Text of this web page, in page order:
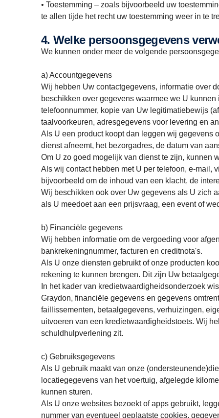
• Toestemming – zoals bijvoorbeeld uw
te allen tijde het recht uw toestemming weer in te
4. Welke persoonsgegevens
We kunnen onder meer de volgende
a) Accountgegevens
Wij hebben Uw contactgegevens, informatie over
beschikken over gegevens waarmee we U
telefoonnummer, kopie van Uw legitimatiebewijs
taalvoorkeuren, adresgegevens voor levering en
Als U een product koopt dan leggen wij gegevens
dienst afneemt, het bezorgadres, de datum van
Om U zo goed mogelijk van dienst te zijn, kunnen
Als wij contact hebben met U per telefoon, e-mail,
bijvoorbeeld om de inhoud van een klacht, de
Wij beschikken ook over Uw gegevens als U zich
als U meedoet aan een prijsvraag, een event of
b) Financiële gegevens
Wij hebben informatie om de vergoeding voor
bankrekeningnummer, facturen en creditnota's.
Als U onze diensten gebruikt of onze producten
rekening te kunnen brengen. Dit zijn Uw
In het kader van kredietwaardigheidsonderzoek
Graydon, financiële gegevens en gegevens
faillissementen, betaalgegevens, verhuizingen,
uitvoeren van een kredietwaardigheidstoets. Wij
schuldhulpverlening zit.
c) Gebruiksgegevens
Als U gebruik maakt van onze
locatiegegevens van het voertuig, afgelegde
kunnen sturen.
Als U onze websites bezoekt of apps gebruikt,
nummer van eventueel geplaatste cookies,